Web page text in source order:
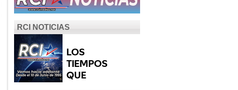
RCI NOTICIAS